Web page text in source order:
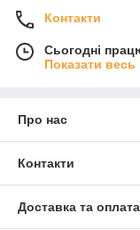
Контакти
Сьогодні
Показати весь
Про нас
Контакти
Доставка та оплата